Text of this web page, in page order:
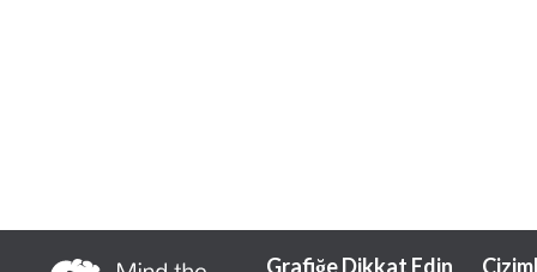
Grafiğe Dikkat Edin